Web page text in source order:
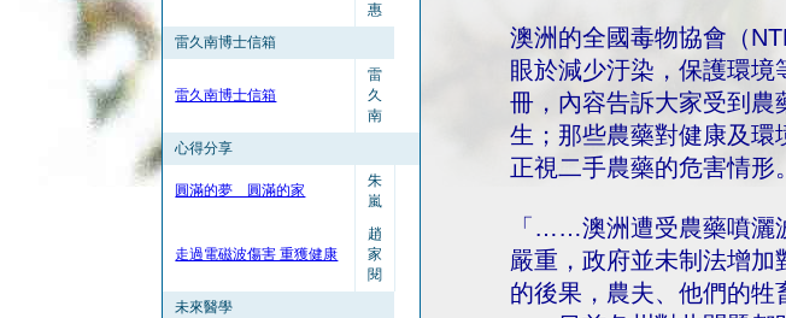
惠
雷久南博士信箱
雷久南博士信箱
雷
久
南
心得分享
圓滿的夢 圓滿的家
朱
嵐
走過電磁波傷害 重獲健康
趙
家
閱
未來醫學
澳洲的全國毒物協會（
眼於減少汙染，保護環
冊，內容告訴大家受到農
生；那些農藥對健康及
正視二手農藥的危害情形。
「……澳洲遭受農藥噴灑
嚴重，政府並未制法增
的後果，農夫、他們的牲